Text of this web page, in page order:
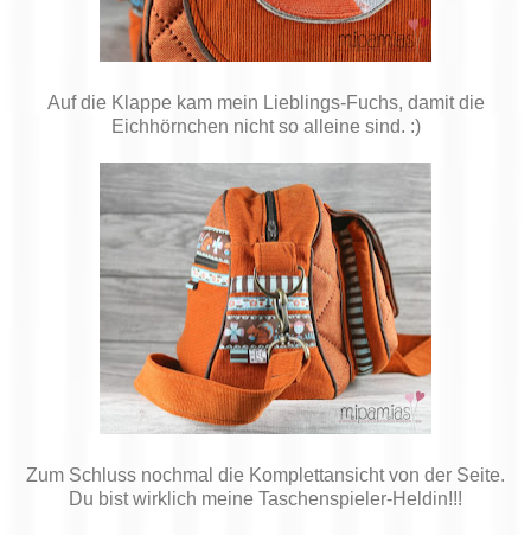
Auf die Klappe kam mein Lieblings-Fuchs, damit die
Eichhörnchen nicht so alleine sind. :)
Zum Schluss nochmal die Komplettansicht von der Seite.
Du bist wirklich meine Taschenspieler-Heldin!!!